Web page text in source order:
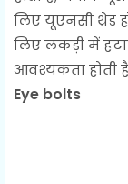
लिए यूएनसी थ्रेड
लिए लकड़ी में
आवश्यकता होती
Eye bolts